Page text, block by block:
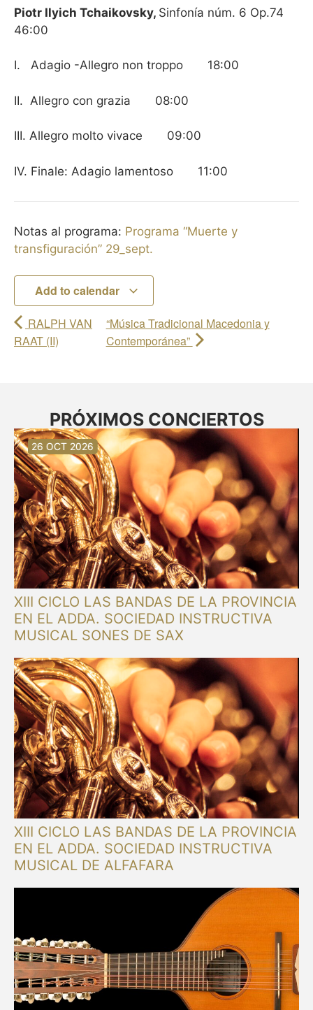
Piotr Ilyich Tchaikovsky, Sinfonía núm. 6 Op.74
46:00
I. Adagio -Allegro non troppo 18:00
II. Allegro con grazia 08:00
III. Allegro molto vivace 09:00
IV. Finale: Adagio lamentoso 11:00
Notas al programa: Programa “Muerte y
transfiguración” 29_sept.
Add to calendar
RALPH VAN
RAAT (II)
“Música Tradicional Macedonia y
Contemporánea”
PRÓXIMOS CONCIERTOS
XIII CICLO LAS BANDAS DE LA PROVINCIA
EN EL ADDA. SOCIEDAD INSTRUCTIVA
MUSICAL SONES DE SAX
30 AUG 2026
XIII CICLO LAS BANDAS DE LA PROVINCIA
EN EL ADDA. SOCIEDAD INSTRUCTIVA
MUSICAL DE ALFAFARA
30 AUG 2026
13 SEP 2026
20 SEP 2026
20 SEP 2026
26 SEP 2026
03 OCT 2026
16 OCT 2026
26 OCT 2026